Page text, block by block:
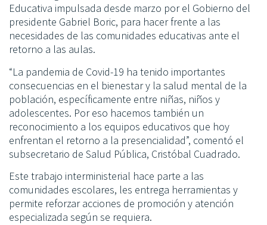
Educativa impulsada desde marzo por el Gobierno del
presidente Gabriel Boric, para hacer frente a las
necesidades de las comunidades educativas ante el
retorno a las aulas.
“La pandemia de Covid-19 ha tenido importantes
consecuencias en el bienestar y la salud mental de la
población, específicamente entre niñas, niños y
adolescentes. Por eso hacemos también un
reconocimiento a los equipos educativos que hoy
enfrentan el retorno a la presencialidad”, comentó el
subsecretario de Salud Pública, Cristóbal Cuadrado.
Este trabajo interministerial hace parte a las
comunidades escolares, les entrega herramientas y
permite reforzar acciones de promoción y atención
especializada según se requiera.